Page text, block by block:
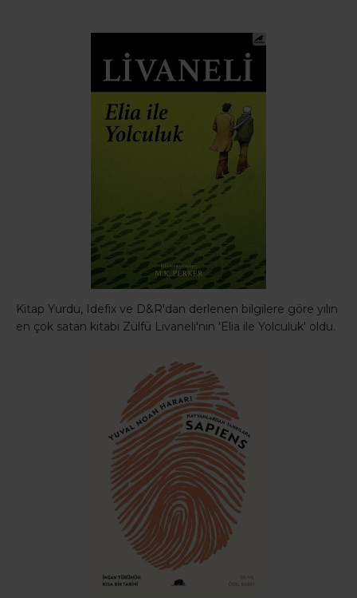
Kitap Yurdu, Idefix ve D&R'dan derlenen bilgilere göre yılın
en çok satan kitabı Zülfü Livaneli'nin 'Elia ile Yolculuk' oldu.